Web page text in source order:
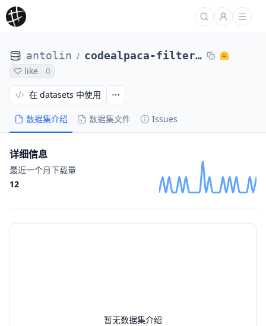
antolin / codealpaca-filtered
like 0
数据集介绍 数据集文件 Issues
在 datasets 中使用
暂无数据集介绍
详细信息
最近一个月下载量
12